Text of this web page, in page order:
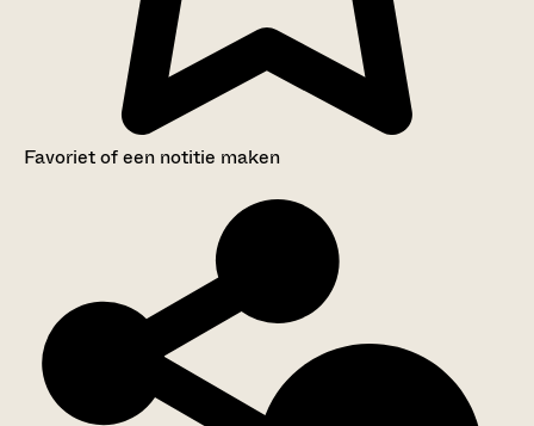
Favoriet of een notitie maken